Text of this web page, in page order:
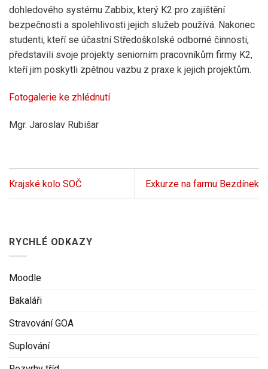
dohledového systému Zabbix, který K2 pro zajištění
bezpečnosti a spolehlivosti jejich služeb používá. Nakonec
studenti, kteří se účastní Středoškolské odborné činnosti,
představili svoje projekty seniorním pracovníkům firmy K2,
kteří jim poskytli zpětnou vazbu z praxe k jejich projektům.
Fotogalerie ke zhlédnutí
Mgr. Jaroslav Rubišar
Krajské kolo SOČ Exkurze na farmu Bezdínek
RYCHLÉ ODKAZY
Moodle
Bakaláři
Stravování GOA
Suplování